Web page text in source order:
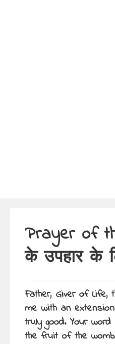
Prayer of
के उपहार के
Father, Giver of
me with an
truly good. Your
the fruit of the